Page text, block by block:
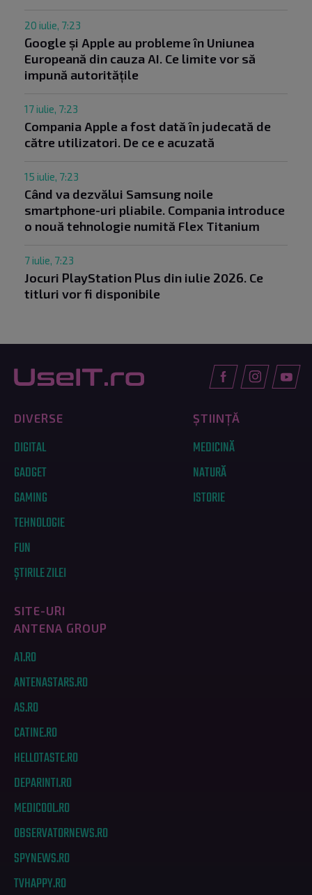
20 iulie, 7:23
Google și Apple au probleme în Uniunea
Europeană din cauza AI. Ce limite vor să
impună autoritățile
17 iulie, 7:23
Compania Apple a fost dată în judecată de
către utilizatori. De ce e acuzată
15 iulie, 7:23
Când va dezvălui Samsung noile
smartphone-uri pliabile. Compania introduce
o nouă tehnologie numită Flex Titanium
7 iulie, 7:23
Jocuri PlayStation Plus din iulie 2026. Ce
titluri vor fi disponibile
DIVERSE
DIGITAL
GADGET
GAMING
TEHNOLOGIE
FUN
ȘTIRILE ZILEI
ȘTIINȚĂ
MEDICINĂ
NATURĂ
ISTORIE
SITE-URI
ANTENA GROUP
A1.RO
ANTENASTARS.RO
AS.RO
CATINE.RO
HELLOTASTE.RO
DEPARINTI.RO
MEDICOOL.RO
OBSERVATORNEWS.RO
SPYNEWS.RO
TVHAPPY.RO